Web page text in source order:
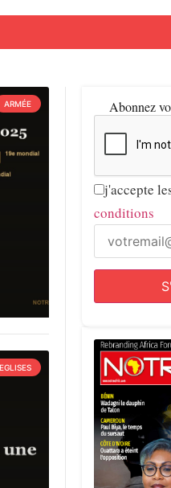
ARMÉE Abonnez
j'accepte
conditions